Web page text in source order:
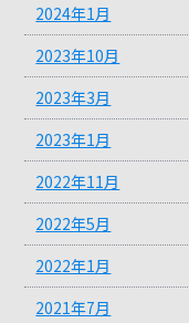
2024年1月
2023年10月
2023年3月
2023年1月
2022年11月
2022年5月
2022年1月
2021年7月